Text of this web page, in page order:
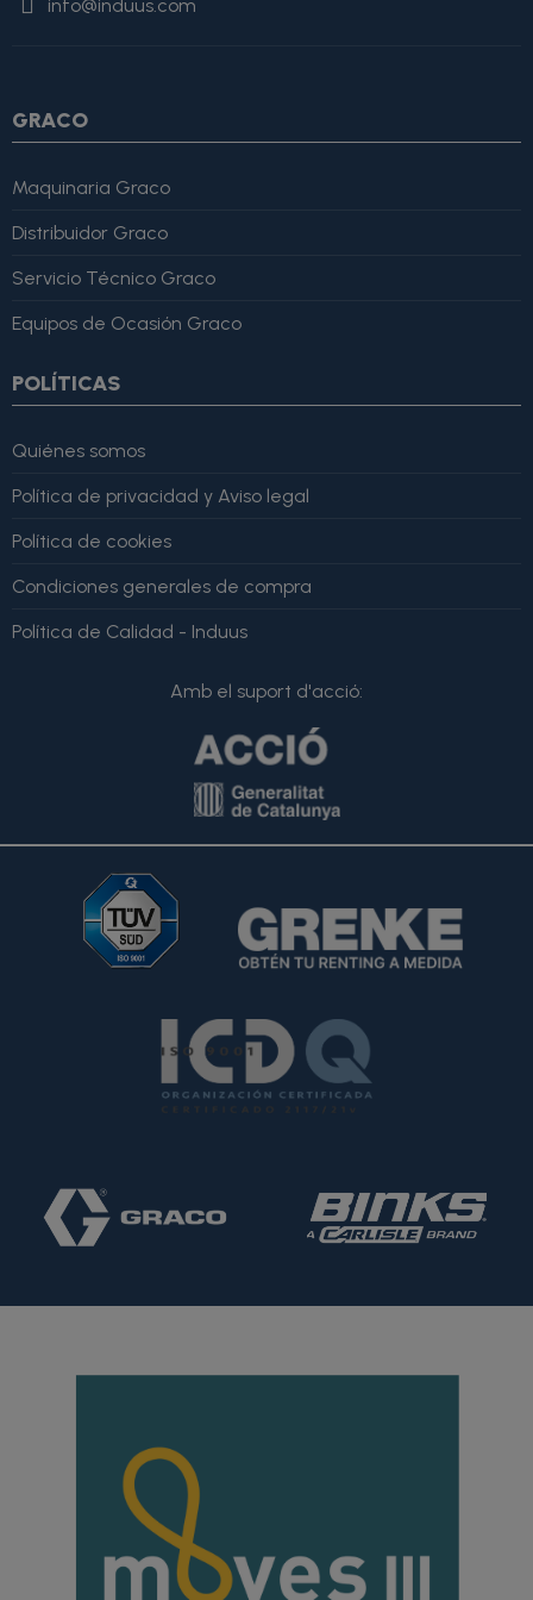
info@induus.com
GRACO
Maquinaria Graco
Distribuidor Graco
Servicio Técnico Graco
Equipos de Ocasión Graco
POLÍTICAS
Quiénes somos
Política de privacidad y Aviso legal
Política de cookies
Condiciones generales de compra
Política de Calidad - Induus
Amb el suport d'acció:
Martínez" }, "reviewRating": { "@type": "Rating", "ratingValue":